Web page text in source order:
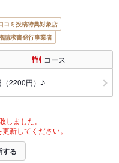
コミ投稿特典対象店
請求書発行事業者
コース
（2200円）♪
しました。
新してください。
する